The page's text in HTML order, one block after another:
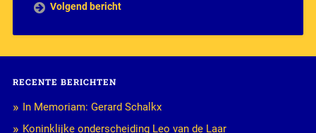
Volgend bericht
RECENTE BERICHTEN
In Memoriam: Gerard Schalkx
Koninklijke onderscheiding Leo van de Laar